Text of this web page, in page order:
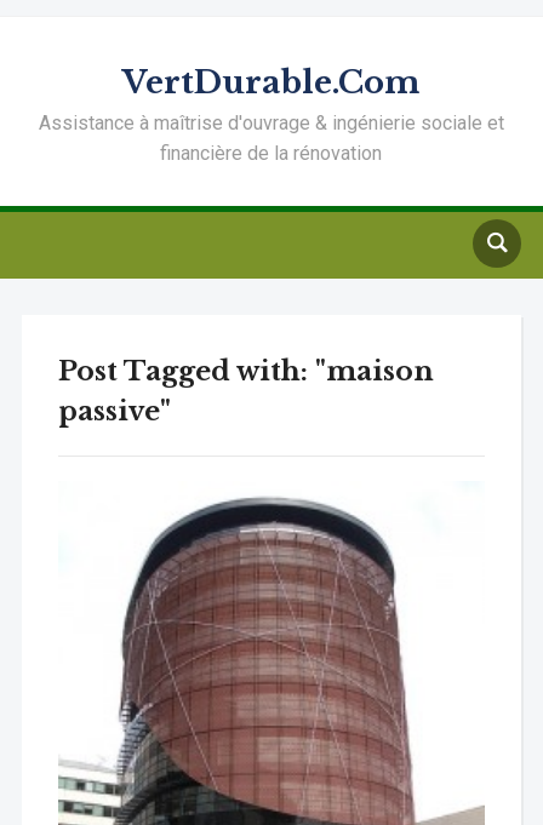
VertDurable.Com
Assistance à maîtrise d'ouvrage & ingénierie sociale et
financière de la rénovation
Post Tagged with: "maison
passive"